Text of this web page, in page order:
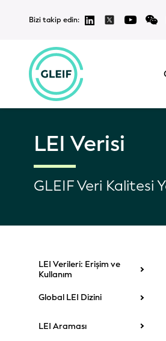
Bizi takip edin:
LEI Verisi
GLEIF Veri Kalitesi
LEI Verileri: Erişim ve
Kullanım
Global LEI Dizini
LEI Araması